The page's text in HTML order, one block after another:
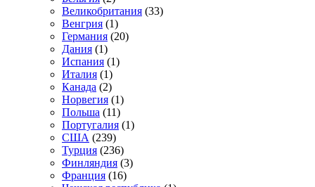
Великобритания (33)
Венгрия (1)
Германия (20)
Дания (1)
Испания (1)
Италия (1)
Канада (2)
Норвегия (1)
Польша (11)
Португалия (1)
США (239)
Турция (236)
Финляндия (3)
Франция (16)